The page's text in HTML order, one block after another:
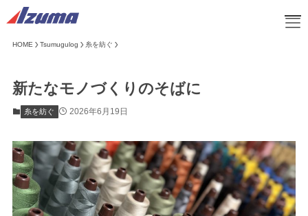
ブログ
企業情報
取り扱い商品
サスティナビリティ
お知らせ
お問い合わせ
HOME Tsumugulog 糸を紡ぐ
新たなモノづくりのそばに
糸を紡ぐ 2026年6月19日